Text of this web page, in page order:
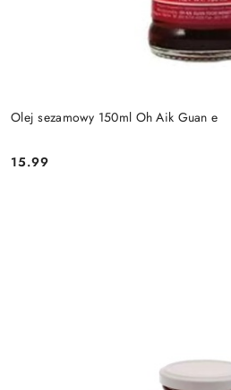
Olej sezamowy 150ml Oh Aik Guan e
Cena:
15.99